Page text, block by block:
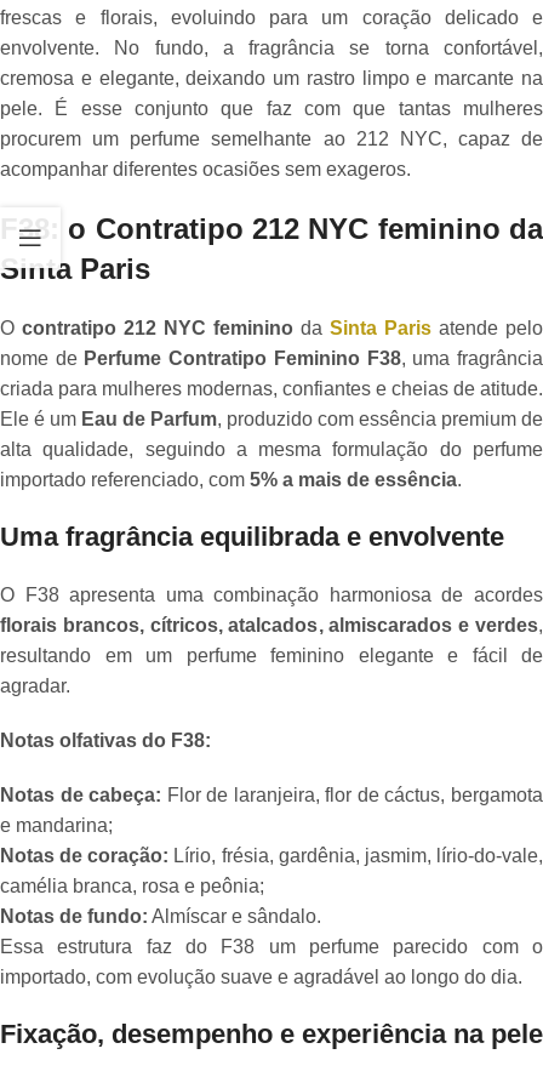
frescas e florais, evoluindo para um coração delicado e
envolvente. No fundo, a fragrância se torna confortável,
cremosa e elegante, deixando um rastro limpo e marcante na
pele. É esse conjunto que faz com que tantas mulheres
procurem um perfume semelhante ao 212 NYC, capaz de
acompanhar diferentes ocasiões sem exageros.
F38: o Contratipo 212 NYC feminino da
Sinta Paris
O contratipo 212 NYC feminino da Sinta Paris atende pelo
nome de Perfume Contratipo Feminino F38, uma fragrância
criada para mulheres modernas, confiantes e cheias de atitude.
Ele é um Eau de Parfum, produzido com essência premium de
alta qualidade, seguindo a mesma formulação do perfume
importado referenciado, com 5% a mais de essência.
Uma fragrância equilibrada e envolvente
O F38 apresenta uma combinação harmoniosa de acordes
florais brancos, cítricos, atalcados, almiscarados e verdes,
resultando em um perfume feminino elegante e fácil de
agradar.
Notas olfativas do F38:
Notas de cabeça: Flor de laranjeira, flor de cáctus, bergamota
e mandarina;
Notas de coração: Lírio, frésia, gardênia, jasmim, lírio-do-vale,
camélia branca, rosa e peônia;
Notas de fundo: Almíscar e sândalo.
Essa estrutura faz do F38 um perfume parecido com o
importado, com evolução suave e agradável ao longo do dia.
Fixação, desempenho e experiência na pele